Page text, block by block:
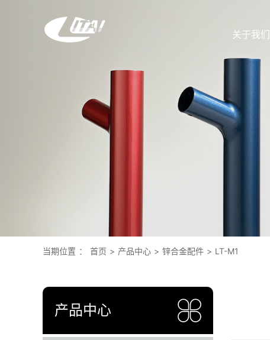
关于我们
当期位置 ： 首页 > 产品中心 > 锌合金配件 > LT-M1
产品中心